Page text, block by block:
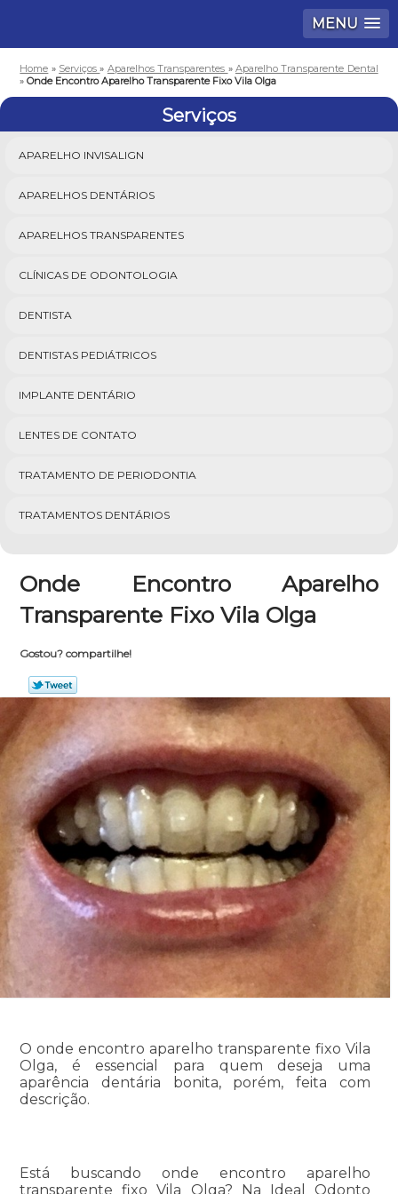
MENU
Home » Serviços» Aparelhos Transparentes » Aparelho Transparente Dental
»Onde Encontro Aparelho Transparente Fixo Vila Olga
Serviços
APARELHO INVISALIGN
APARELHOS DENTÁRIOS
APARELHOS TRANSPARENTES
CLÍNICAS DE ODONTOLOGIA
DENTISTA
DENTISTAS PEDIÁTRICOS
IMPLANTE DENTÁRIO
LENTES DE CONTATO
TRATAMENTO DE PERIODONTIA
TRATAMENTOS DENTÁRIOS
Onde Encontro Aparelho
Transparente Fixo Vila Olga
Gostou? compartilhe!
O onde encontro aparelho transparente fixo Vila
Olga, é essencial para quem deseja uma
aparência dentária bonita, porém, feita com
descrição.
Está buscando onde encontro aparelho
transparente fixo Vila Olga? Na Ideal Odonto